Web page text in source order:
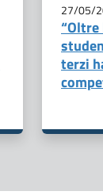
27/05/
“Oltre
terzi